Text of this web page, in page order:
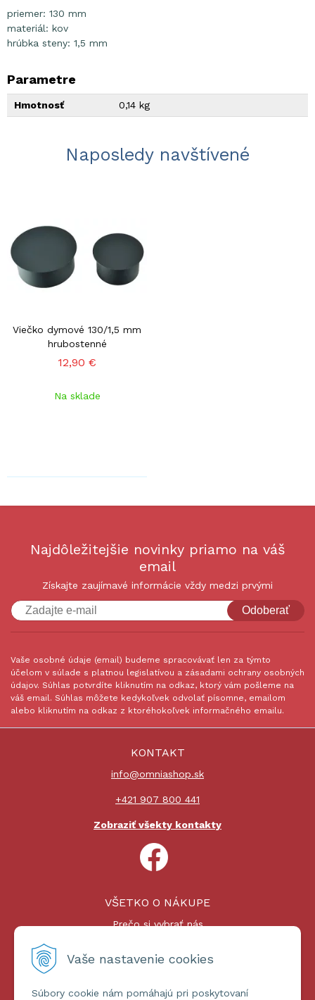
Vaše nastavenie cookies
Súbory cookie nám pomáhajú pri poskytovaní
Parametre
Hmotnosť 0,14 kg
priemer: 130 mm
materiál: kov
hrúbka steny: 1,5 mm
Naposledy navštívené
Viečko dymové 130/1,5 mm
hrubostenné
12,90 €
Na sklade
Najdôležitejšie novinky priamo na váš
email
Získajte zaujímavé informácie vždy medzi prvými
Odoberať
Vaše osobné údaje (email) budeme spracovávať len za týmto
účelom v súlade s platnou legislatívou a zásadami ochrany osobných
údajov. Súhlas potvrdíte kliknutím na odkaz, ktorý vám pošleme na
váš email. Súhlas môžete kedykoľvek odvolať písomne, emailom
alebo kliknutím na odkaz z ktoréhokoľvek informačného emailu.
KONTAKT
info@omniashop.sk
+421 907 800 441
Zobraziť všekty kontakty
VŠETKO O NÁKUPE
Prečo si vybrať nás
Platby a doprava